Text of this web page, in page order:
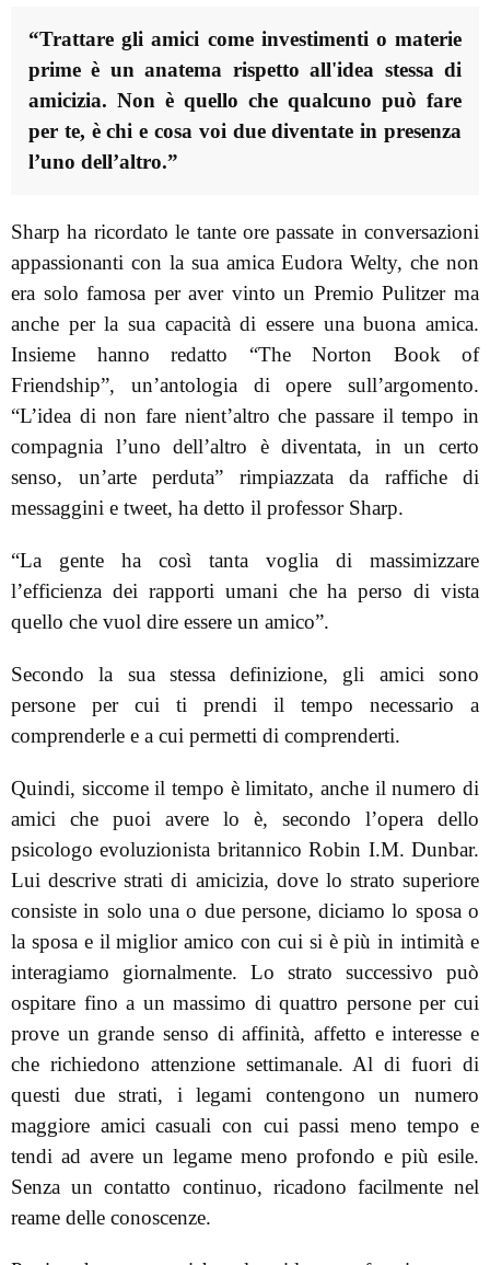
“Trattare gli amici come investimenti o materie
prime è un anatema rispetto all'idea stessa di
amicizia. Non è quello che qualcuno può fare
per te, è chi e cosa voi due diventate in presenza
l’uno dell’altro.”
Sharp ha ricordato le tante ore passate in conversazioni
appassionanti con la sua amica Eudora Welty, che non
era solo famosa per aver vinto un Premio Pulitzer ma
anche per la sua capacità di essere una buona amica.
Insieme hanno redatto “The Norton Book of
Friendship”, un’antologia di opere sull’argomento.
“L’idea di non fare nient’altro che passare il tempo in
compagnia l’uno dell’altro è diventata, in un certo
senso, un’arte perduta” rimpiazzata da raffiche di
messaggini e tweet, ha detto il professor Sharp.
“La gente ha così tanta voglia di massimizzare
l’efficienza dei rapporti umani che ha perso di vista
quello che vuol dire essere un amico”.
Secondo la sua stessa definizione, gli amici sono
persone per cui ti prendi il tempo necessario a
comprenderle e a cui permetti di comprenderti.
Quindi, siccome il tempo è limitato, anche il numero di
amici che puoi avere lo è, secondo l’opera dello
psicologo evoluzionista britannico Robin I.M. Dunbar.
Lui descrive strati di amicizia, dove lo strato superiore
consiste in solo una o due persone, diciamo lo sposa o
la sposa e il miglior amico con cui si è più in intimità e
interagiamo giornalmente. Lo strato successivo può
ospitare fino a un massimo di quattro persone per cui
prove un grande senso di affinità, affetto e interesse e
che richiedono attenzione settimanale. Al di fuori di
questi due strati, i legami contengono un numero
maggiore amici casuali con cui passi meno tempo e
tendi ad avere un legame meno profondo e più esile.
Senza un contatto continuo, ricadono facilmente nel
reame delle conoscenze.